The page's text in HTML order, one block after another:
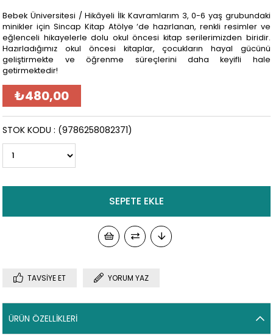
Bebek Üniversitesi / Hikâyeli İlk Kavramlarım 3, 0-6 yaş grubundaki
minikler için Sincap Kitap Atölye ‘de hazırlanan, renkli resimler ve
eğlenceli hikayelerle dolu okul öncesi kitap serilerimizden biridir.
Hazırladığımız okul öncesi kitaplar, çocukların hayal gücünü
geliştirmekte ve öğrenme süreçlerini daha keyifli hale
getirmektedir!
₺480,00
(9786258082371)
STOK KODU
TAVSIYE ET YORUM YAZ
ÜRÜN ÖZELLIKLERI